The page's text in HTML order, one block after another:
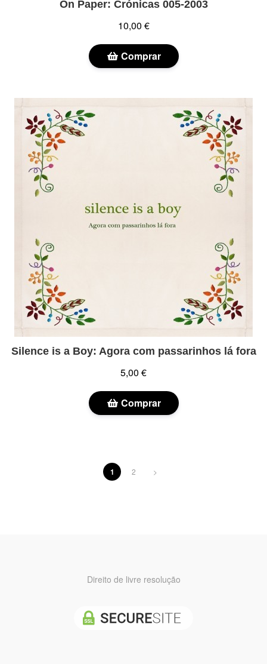
On Paper: Crónicas 005-2003
10,00 €
Comprar
Silence is a Boy: Agora com passarinhos lá fora
5,00 €
Comprar
1 2 >
Direito de livre resolução